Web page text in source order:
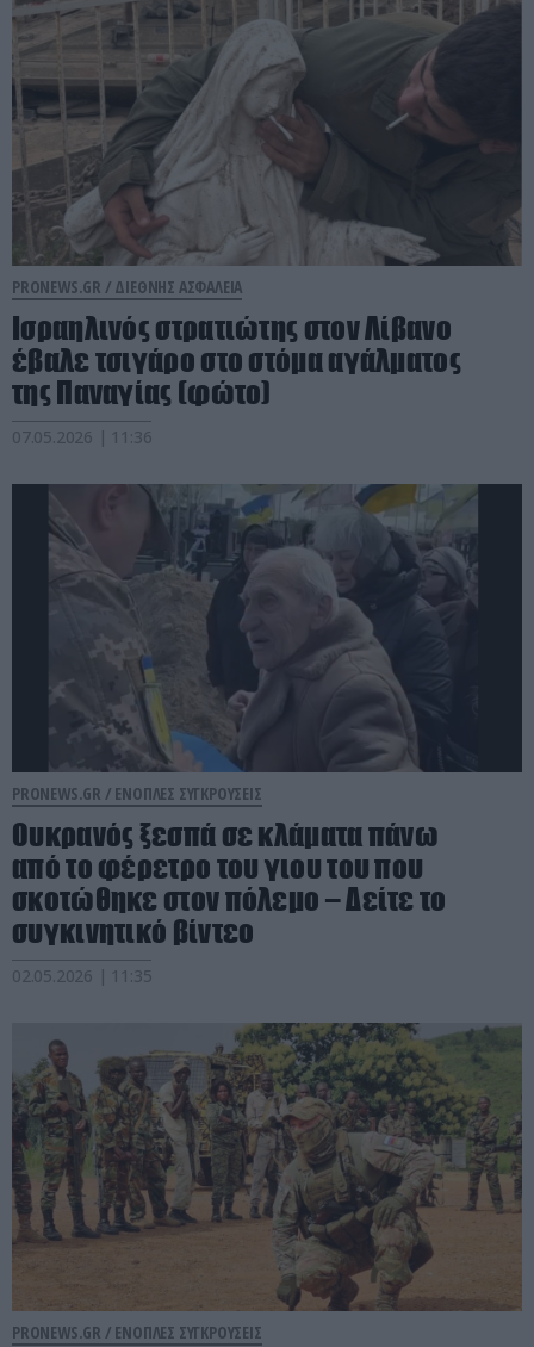
PRONEWS.GR / ΔΙΕΘΝΗΣ ΑΣΦΑΛΕΙΑ
Ισραηλινός στρατιώτης στον Λίβανο
έβαλε τσιγάρο στο στόμα αγάλματος
της Παναγίας (φώτο)
07.05.2026 | 11:36
PRONEWS.GR / ΕΝΟΠΛΕΣ ΣΥΓΚΡΟΥΣΕΙΣ
Ουκρανός ξεσπά σε κλάματα πάνω
από το φέρετρο του γιου του που
σκοτώθηκε στον πόλεμο – Δείτε το
συγκινητικό βίντεο
02.05.2026 | 11:35
PRONEWS.GR / ΕΝΟΠΛΕΣ ΣΥΓΚΡΟΥΣΕΙΣ